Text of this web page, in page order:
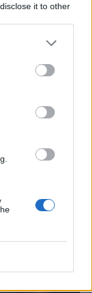
it to other